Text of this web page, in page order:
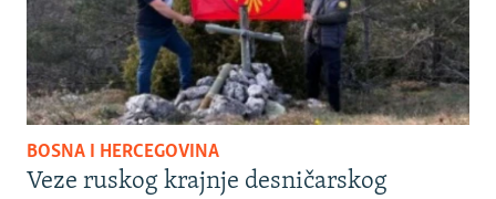
BOSNA I HERCEGOVINA
Veze ruskog krajnje desničarskog